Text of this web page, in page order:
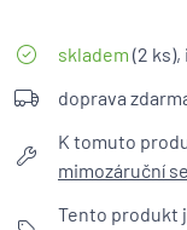
skladem (2
doprava
K tomuto
mimozáruční
Tento produkt